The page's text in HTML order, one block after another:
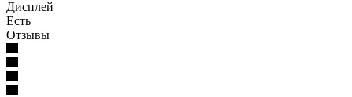
Дисплей
Есть
Отзывы